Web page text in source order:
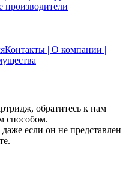
производители
Контакты | О компании |
обратитесь к нам
способом.
если он не представлен